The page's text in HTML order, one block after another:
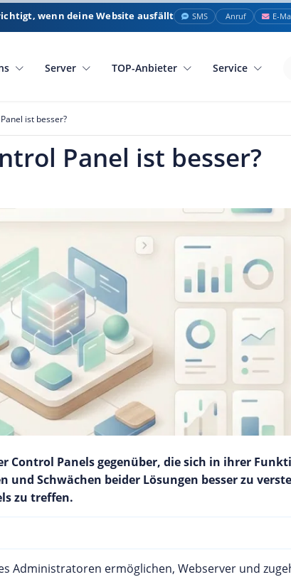
wenn deine Website ausfällt SMS Anruf E-
Server TOP-Anbieter Service
ist besser?
Panel ist besser?
Control Panels gegenüber, die sich in ihrer
Schwächen beider Lösungen besser zu
zu treffen.
Administratoren ermöglichen, Webserver und